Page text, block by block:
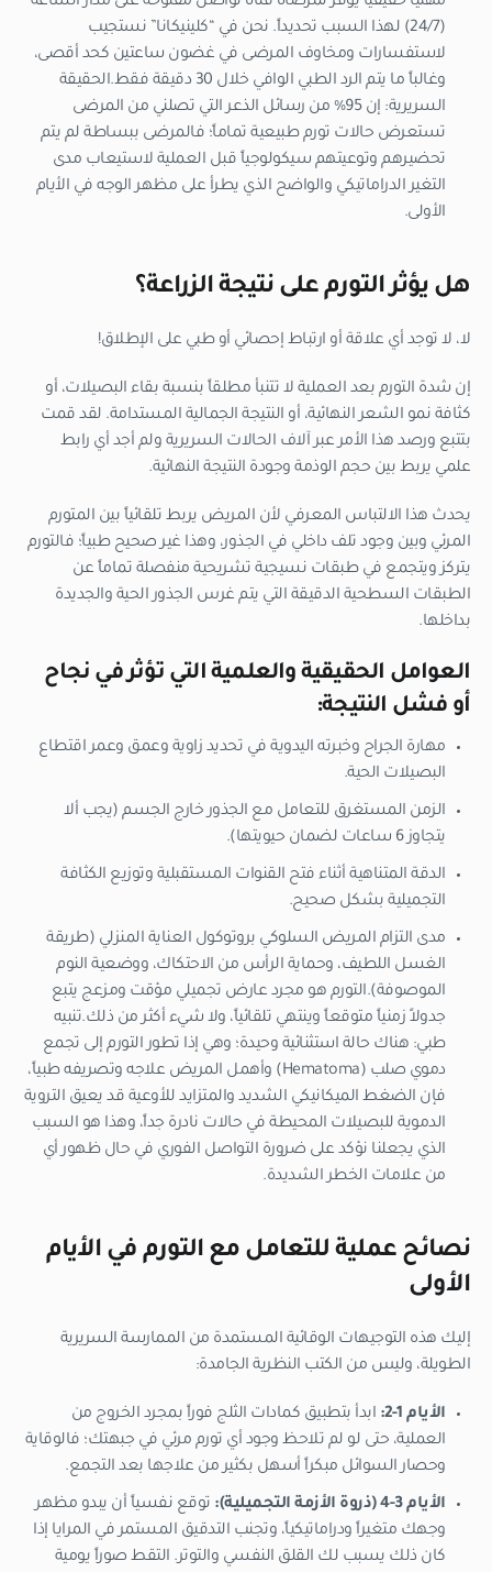
(24/7) لهذا السبب تحديداً. نحن في “كلينيكانا” نستجيب
لاستفسارات ومخاوف المرضى في غضون ساعتين كحد أقصى،
وغالباً ما يتم الرد الطبي الوافي خلال 30 دقيقة فقط.
الحقيقة
السريرية:
إن 95% من رسائل الذعر التي تصلني من المرضى
تستعرض حالات تورم طبيعية تماماً؛ فالمرضى ببساطة لم يتم
تحضيرهم وتوعيتهم سيكولوجياً قبل العملية لاستيعاب مدى
التغير الدراماتيكي والواضح الذي يطرأ على مظهر الوجه في الأيام
الأولى.
هل يؤثر التورم على نتيجة الزراعة؟
لا، لا توجد أي علاقة أو ارتباط إحصائي أو طبي على الإطلاق!
إن شدة التورم بعد العملية لا تتنبأ مطلقاً بنسبة بقاء البصيلات، أو
كثافة نمو الشعر النهائية، أو النتيجة الجمالية المستدامة. لقد قمت
بتتبع ورصد هذا الأمر عبر آلاف الحالات السريرية ولم أجد أي رابط
علمي يربط بين حجم الوذمة وجودة النتيجة النهائية.
يحدث هذا الالتباس المعرفي لأن المريض يربط تلقائياً بين المتورم
المرئي وبين وجود تلف داخلي في الجذور، وهذا غير صحيح طبياً؛ فالتورم
يتركز ويتجمع في طبقات نسيجية تشريحية منفصلة تماماً عن
الطبقات السطحية الدقيقة التي يتم غرس الجذور الحية والجديدة
بداخلها.
العوامل الحقيقية والعلمية التي تؤثر في نجاح
أو فشل النتيجة:
مهارة الجراح وخبرته اليدوية في تحديد زاوية وعمق وعمر اقتطاع
البصيلات الحية.
الزمن المستغرق للتعامل مع الجذور خارج الجسم (يجب ألا
يتجاوز 6 ساعات لضمان حيويتها).
الدقة المتناهية أثناء فتح القنوات المستقبلية وتوزيع الكثافة
التجميلية بشكل صحيح.
مدى التزام المريض السلوكي بروتوكول العناية المنزلي (طريقة
الغسل اللطيف، وحماية الرأس من الاحتكاك، ووضعية النوم
الموصوفة).التورم هو مجرد عارض تجميلي مؤقت ومزعج يتبع
جدولاً زمنياً متوقعاً وينتهي تلقائياً، ولا شيء أكثر من ذلك.تنبيه
طبي: هناك حالة استثنائية وحيدة؛ وهي إذا تطور التورم إلى تجمع
دموي صلب (Hematoma) وأهمل المريض علاجه وتصريفه طبياً،
فإن الضغط الميكانيكي الشديد والمتزايد للأوعية قد يعيق التروية
الدموية للبصيلات المحيطة في حالات نادرة جداً، وهذا هو السبب
الذي يجعلنا نؤكد على ضرورة التواصل الفوري في حال ظهور أي
من علامات الخطر الشديدة.
نصائح عملية للتعامل مع التورم في الأيام
الأولى
إليك هذه التوجيهات الوقائية المستمدة من الممارسة السريرية
الطويلة، وليس من الكتب النظرية الجامدة:
الأيام 1-2:
ابدأ بتطبيق كمادات الثلج فوراً بمجرد الخروج من
العملية، حتى لو لم تلاحظ وجود أي تورم مرئي في جبهتك؛ فالوقاية
وحصار السوائل مبكراً أسهل بكثير من علاجها بعد التجمع.
الأيام 3-4 (ذروة الأزمة التجميلية):
توقع نفسياً أن يبدو مظهر
وجهك متغيراً ودراماتيكياً، وتجنب التدقيق المستمر في المرايا إذا
كان ذلك يسبب لك القلق النفسي والتوتر. التقط صوراً يومية